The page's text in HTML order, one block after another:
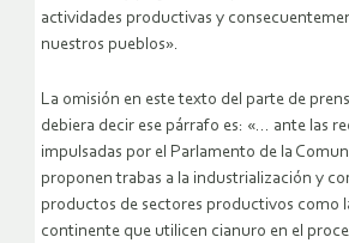
actividades productivas y
nuestros pueblos».
La omisión en este texto del parte de
debiera decir ese párrafo es: «… ante las
impulsadas por el Parlamento de la
proponen trabas a la industrialización y
productos de sectores productivos como
continente que utilicen cianuro en el